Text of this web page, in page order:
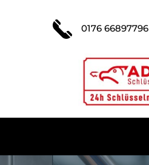
0176 66897796